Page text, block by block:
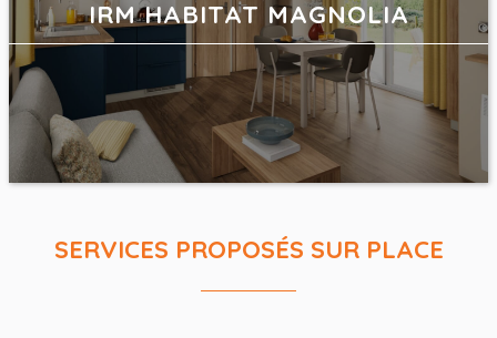
IRM HABITAT MAGNOLIA
SERVICES PROPOSÉS SUR PLACE